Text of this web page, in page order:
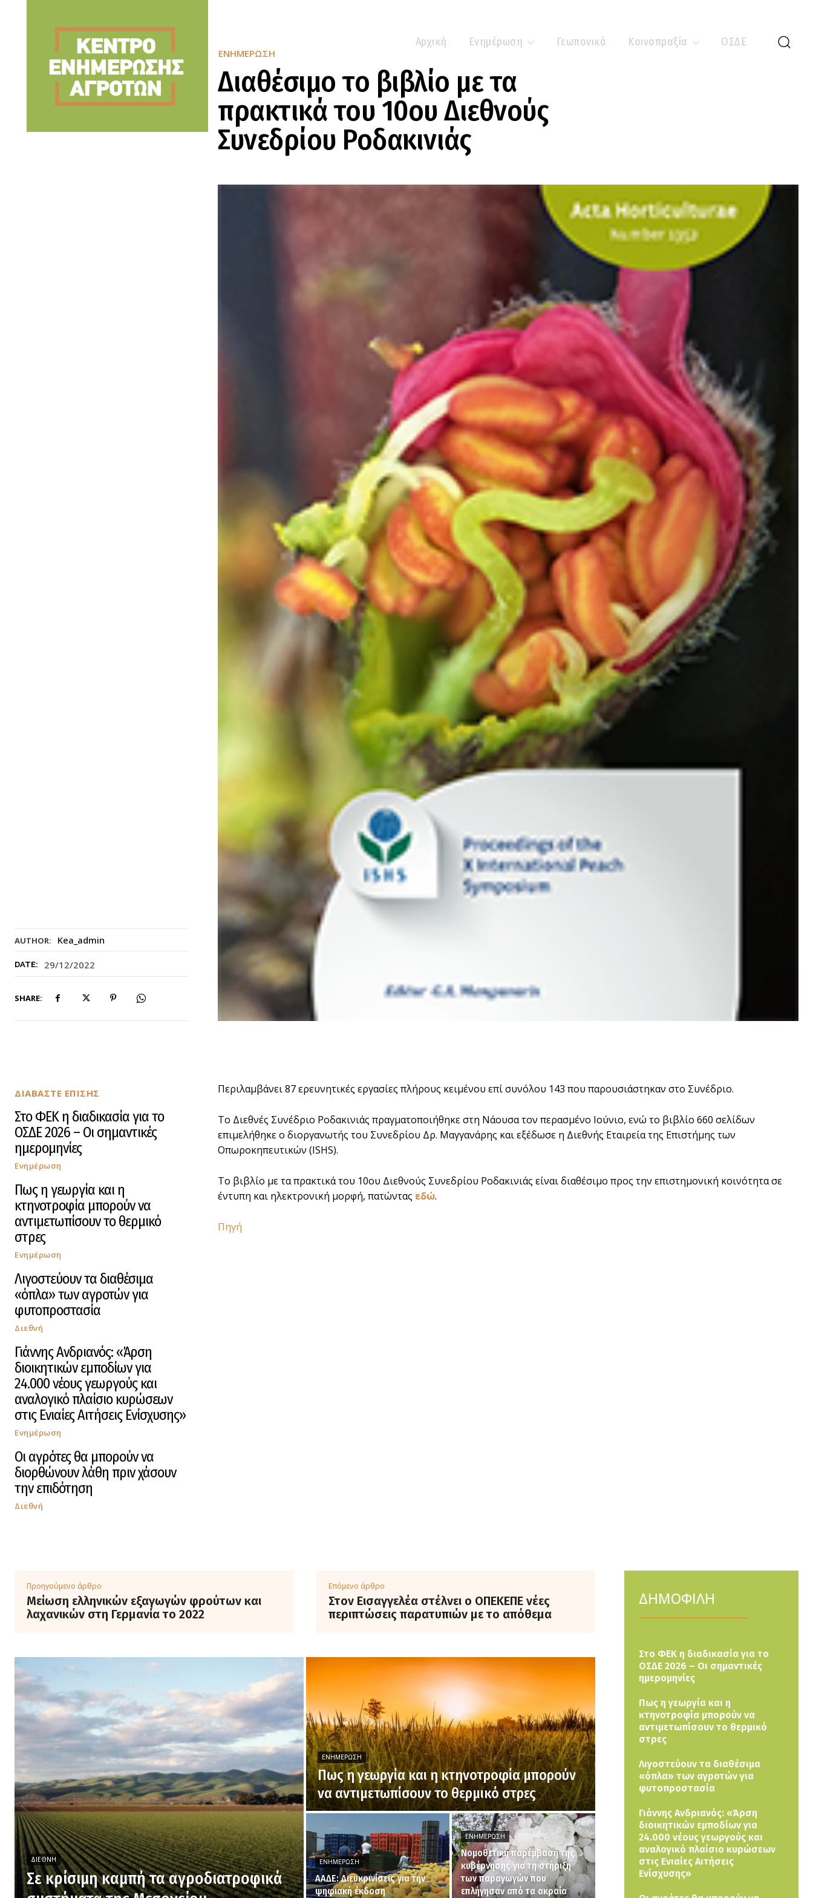
Αρχική Ενημέρωση Γεωπονικά Κοινοπραξία ΟΣΔΕ
AUTHOR: Kea_admin
DATE: 29/12/2022
SHARE:
ΕΝΗΜΈΡΩΣΗ
Διαθέσιμο το βιβλίο με τα
πρακτικά του 10ου Διεθνούς
Συνεδρίου Ροδακινιάς
ΔΙΑΒΑΣΤΕ ΕΠΙΣΗΣ
Στο ΦΕΚ η διαδικασία για το
ΟΣΔΕ 2026 – Οι σημαντικές
ημερομηνίες
Ενημέρωση
Πως η γεωργία και η
κτηνοτροφία μπορούν να
αντιμετωπίσουν το θερμικό
στρες
Ενημέρωση
Λιγοστεύουν τα διαθέσιμα
«όπλα» των αγροτών για
φυτοπροστασία
Διεθνή
Γιάννης Ανδριανός: «Άρση
διοικητικών εμποδίων για
24.000 νέους γεωργούς και
αναλογικό πλαίσιο κυρώσεων
στις Ενιαίες Αιτήσεις Ενίσχυσης»
Ενημέρωση
Οι αγρότες θα μπορούν να
διορθώνουν λάθη πριν χάσουν
την επιδότηση
Διεθνή
Περιλαμβάνει 87 ερευνητικές εργασίες πλήρους κειμένου επί συνόλου 143 που παρουσιάστηκαν στο Συνέδριο.
Το Διεθνές Συνέδριο Ροδακινιάς πραγματοποιήθηκε στη Νάουσα τον περασμένο Ιούνιο, ενώ το βιβλίο 660 σελίδων
επιμελήθηκε ο διοργανωτής του Συνεδρίου Δρ. Μαγγανάρης και εξέδωσε η Διεθνής Εταιρεία της Επιστήμης των
Οπωροκηπευτικών (ISHS).
Το βιβλίο με τα πρακτικά του 10ου Διεθνούς Συνεδρίου Ροδακινιάς είναι διαθέσιμο προς την επιστημονική κοινότητα σε
έντυπη και ηλεκτρονική μορφή, πατώντας εδώ.
Πηγή
Προηγούμενο άρθρο
Μείωση ελληνικών εξαγωγών φρούτων και
λαχανικών στη Γερμανία το 2022
Επόμενο άρθρο
Στον Εισαγγελέα στέλνει ο ΟΠΕΚΕΠΕ νέες
περιπτώσεις παρατυπιών με το απόθεμα
ΔΙΕΘΝΉ
Σε κρίσιμη καμπή τα αγροδιατροφικά
ΕΝΗΜΈΡΩΣΗ
Πως η γεωργία και η κτηνοτροφία μπορούν
να αντιμετωπίσουν το θερμικό στρες
ΕΝΗΜΈΡΩΣΗ
ΑΑΔΕ: Διευκρινίσεις για την
ψηφιακή έκδοση
ΕΝΗΜΈΡΩΣΗ
Νομοθετική παρέμβαση της
κυβέρνησης για τη στήριξη
των παραγωγών που
επλήγησαν από τα ακραία
ΔΗΜΟΦΙΛΗ
Στο ΦΕΚ η διαδικασία για το
ΟΣΔΕ 2026 – Οι σημαντικές
ημερομηνίες
Πως η γεωργία και η
κτηνοτροφία μπορούν να
αντιμετωπίσουν το θερμικό
στρες
Λιγοστεύουν τα διαθέσιμα
«όπλα» των αγροτών για
φυτοπροστασία
Γιάννης Ανδριανός: «Άρση
διοικητικών εμποδίων για
24.000 νέους γεωργούς και
αναλογικό πλαίσιο κυρώσεων
στις Ενιαίες Αιτήσεις
Ενίσχυσης»